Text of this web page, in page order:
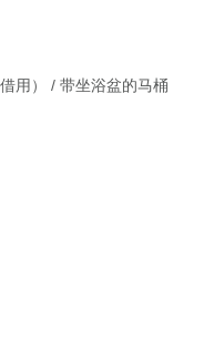
用） / 带坐浴盆的马桶